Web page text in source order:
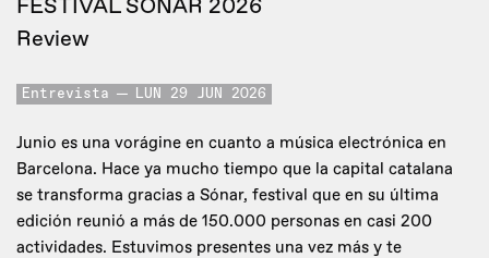
FESTIVAL SÓNAR 2026
Review
Entrevista LUN 29 JUN 2026
Junio es una vorágine en cuanto a música electrónica en
Barcelona. Hace ya mucho tiempo que la capital catalana
se transforma gracias a Sónar, festival que en su última
edición reunió a más de 150.000 personas en casi 200
actividades. Estuvimos presentes una vez más y te